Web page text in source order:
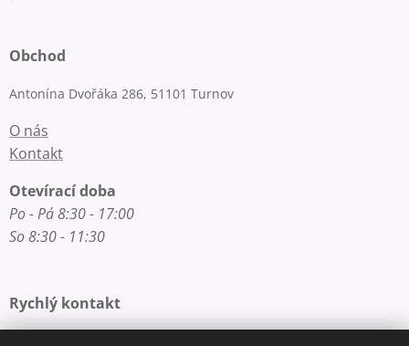
Obchod
Antonína Dvořáka 286, 51101 Turnov
O nás
Kontakt
Otevírací doba
Po - Pá 8:30 - 17:00
So 8:30 - 11:30
Rychlý kontakt